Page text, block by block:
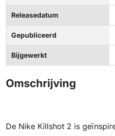
Releasedatum
Gepubliceerd
Bijgewerkt
Omschrijving
De Nike Killshot 2 is